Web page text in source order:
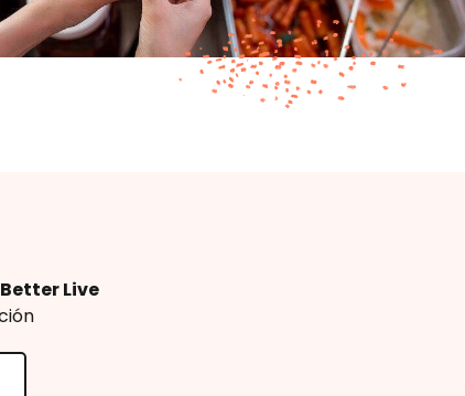
Better Live